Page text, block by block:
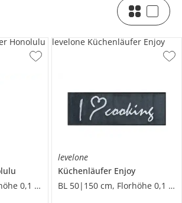
BL 50|150 cm, Florhöhe 0,1 cm
Honolulu
levelone
Küchenläufer Enjoy
BL 50|150 cm, Florhöhe 0,1 cm
levelone Küchenläufer Enjoy